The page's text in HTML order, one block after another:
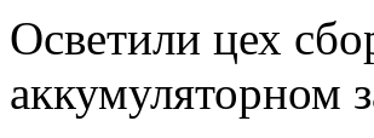
Осветили цех
аккумуляторном